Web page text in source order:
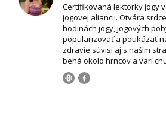
Certifikovaná lektorky jogy
jogovej aliancii. Otvára
hodinách jogy, jogových
popularizovať a poukázať
zdravie súvisí aj s naším
behá okolo hrncov a varí